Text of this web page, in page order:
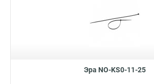
Эра NO-KS0-11-25